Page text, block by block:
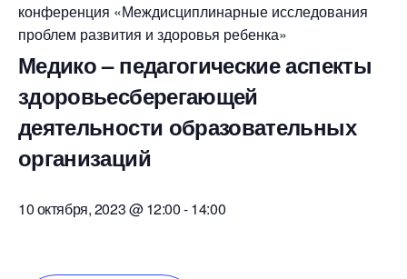
конференция «Междисциплинарные исследования
проблем развития и здоровья ребенка»
Медико – педагогические аспекты
здоровьесберегающей
деятельности образовательных
организаций
10 октября, 2023 @ 12:00-14:00